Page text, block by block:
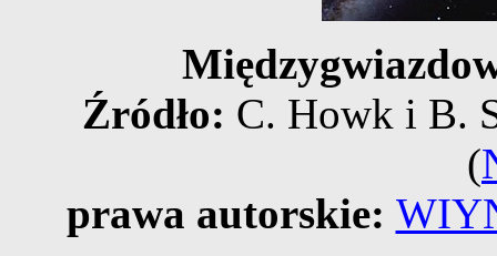
Źródło: C. Howk i B.
(
prawa autorskie: